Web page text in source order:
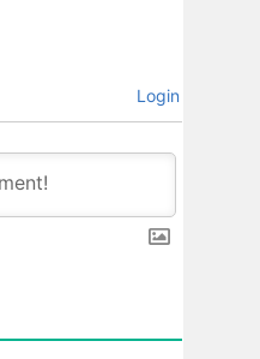
Login